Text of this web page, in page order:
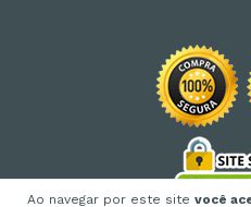
Ao navegar por este site você